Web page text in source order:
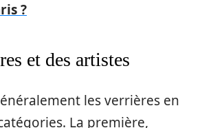
?
et des artistes
les verrières en
La première,